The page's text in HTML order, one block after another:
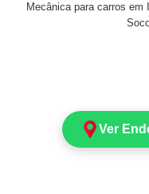
Mecânica para carros em
Ver